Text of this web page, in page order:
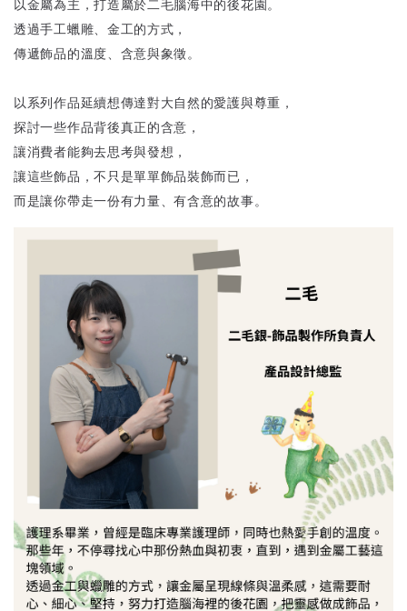
透過手工蠟雕、金工的方式，
傳遞飾品的溫度、含意與象徵。
以系列作品延續想傳達對大自然的愛護與尊重，
探討一些作品背後真正的含意，
讓消費者能夠去思考與發想，
讓這些飾品，不只是單單飾品裝飾而已，
而是讓你帶走一份有力量、有含意的故事。